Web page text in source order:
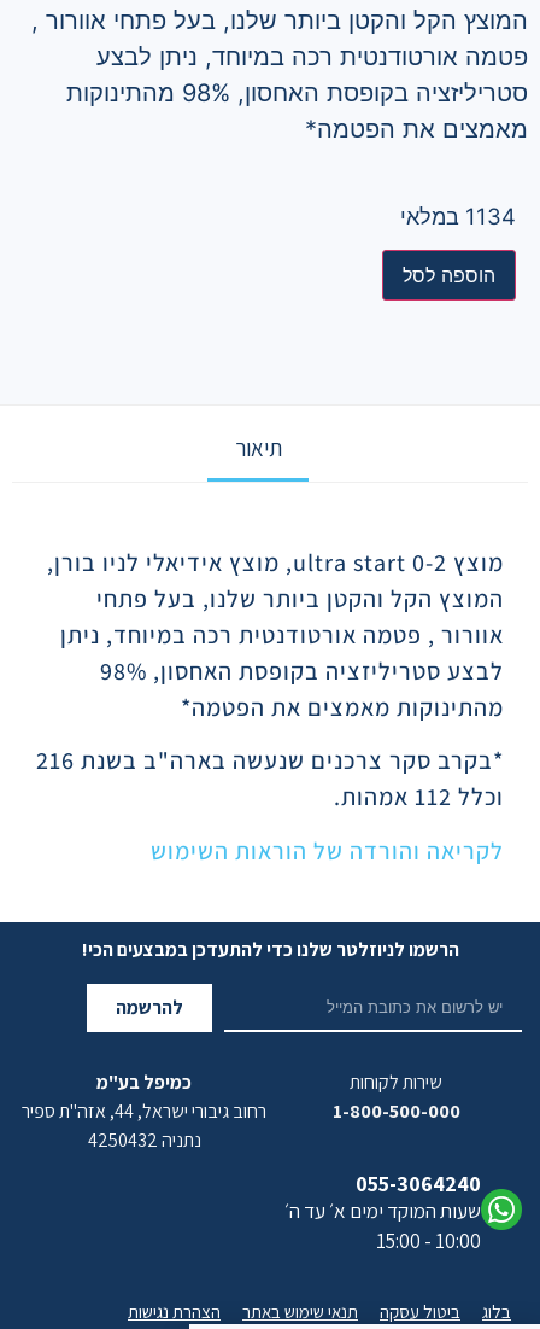
המוצץ הקל והקטן ביותר שלנו, בעל פתחי אוורור ,
פטמה אורטודנטית רכה במיוחד, ניתן לבצע
סטריליזציה בקופסת האחסון, 98% מהתינוקות
מאמצים את הפטמה*
1134 במלאי
הוספה לסל
תיאור
מוצץ ultra start 0-2, מוצץ אידיאלי לניו בורן,
המוצץ הקל והקטן ביותר שלנו, בעל פתחי
אוורור , פטמה אורטודנטית רכה במיוחד, ניתן
לבצע סטריליזציה בקופסת האחסון, 98%
מהתינוקות מאמצים את הפטמה*
*בקרב סקר צרכנים שנעשה בארה"ב בשנת 216
וכלל 112 אמהות.
לקריאה והורדה של הוראות השימוש
הרשמו לניוזלטר שלנו כדי להתעדכן במבצעים הכי!
להרשמה
שירות לקוחות
1-800-500-000
055-3064240
שעות המוקד ימים א׳ עד ה׳
10:00 - 15:00
כמיפל בע"מ
רחוב גיבורי ישראל, 44, אזה"ת ספיר
נתניה 4250432
בלוג ביטול עסקה תנאי שימוש באתר הצהרת נגישות